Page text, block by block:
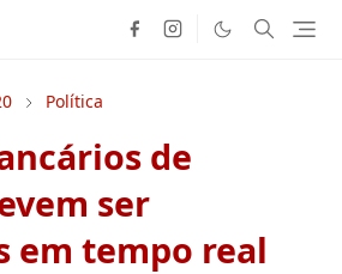
Política
de
ser
em tempo real